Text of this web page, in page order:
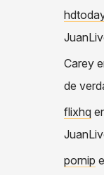
Carey
de
flixhq
pornip